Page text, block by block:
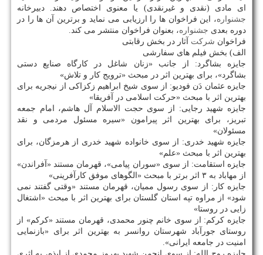
ای مادی (نقدی و غیرنقدی) یا معنوی اختصاص دهند. دبیرخانه
جشنواره، این فراخوان ها را ارزیابی می نماید و برترین آن ها را در
دوره بعدی جشنواره، بعنوان فراخوان منتشر می كند.
فراخوان شركت آثار در بخش رقابتی
الف) بخش فیلم های سفارشی
جایزه بشاگرد: از جانب «زنان شاغل در كارگاه صنایع دستی
بشاگرد»، برای بهترین اثر در مبحث «ترویج كار و تلاش»
جایزه عثمان دَن فودیو: از سوی شیخ ابراهیم زكزاكی از نیجریه برای
بهترین اثر با مبحث «حركت اسلامی در آفریقا»
جایزه شهید رجایی: از سوی حجت الاسلام آل هاشم، امام جمعه
تبریز، برای بهترین اثر پیرامون «سیره مسئول مردمی و نقد
مسئولان»
جایزه شهید خدری: از سوی خانواده شهید خدری از هرمزگان، برای
بهترین اثر با مبحث «علم»
جایزه استقامت: از سوی «سوران پیامی»، قهرمان مستند «آفراندن»
از مهاباد به ۳ اثر برتر با مبحث «الگوهای موفق كارآفرینی»
جایزه كار: از سوی رسول ممیان، قهرمان مستند «وقتی گفتند نمی
شود» از مراوه تپه استان گلستان برای بهترین اثر با مبحث «اشتغال
زایی در روستا»
جایزه كركم: از سوی خانم چنور محمدی، قهرمان مستند «كركم» از
روستای جورآباد شهرستان روانسر به بهترین اثر برای «بازنمایی
امنیت در جامعه ایرانی».
جایزه روح الله: از سوی انجمن شهید بهروز محمدی از ایذه، به اثری